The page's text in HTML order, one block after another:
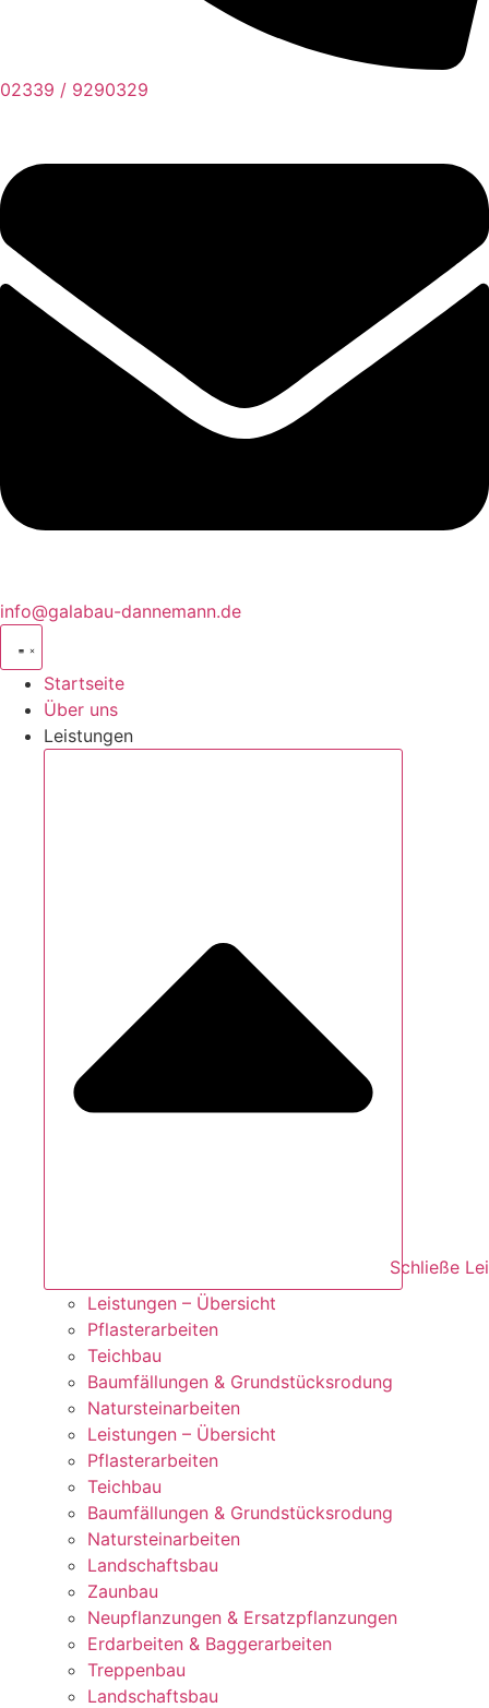
02339 / 9290329
info@galabau-dannemann.de
Startseite
Über uns
Leistungen
Schließe
Leistungen – Übersicht
Pflasterarbeiten
Teichbau
Baumfällungen & Grundstücksrodung
Natursteinarbeiten
Leistungen – Übersicht
Pflasterarbeiten
Teichbau
Baumfällungen & Grundstücksrodung
Natursteinarbeiten
Landschaftsbau
Zaunbau
Neupflanzungen & Ersatzpflanzungen
Erdarbeiten & Baggerarbeiten
Treppenbau
Landschaftsbau